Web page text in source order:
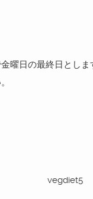
曜日の最終日とし